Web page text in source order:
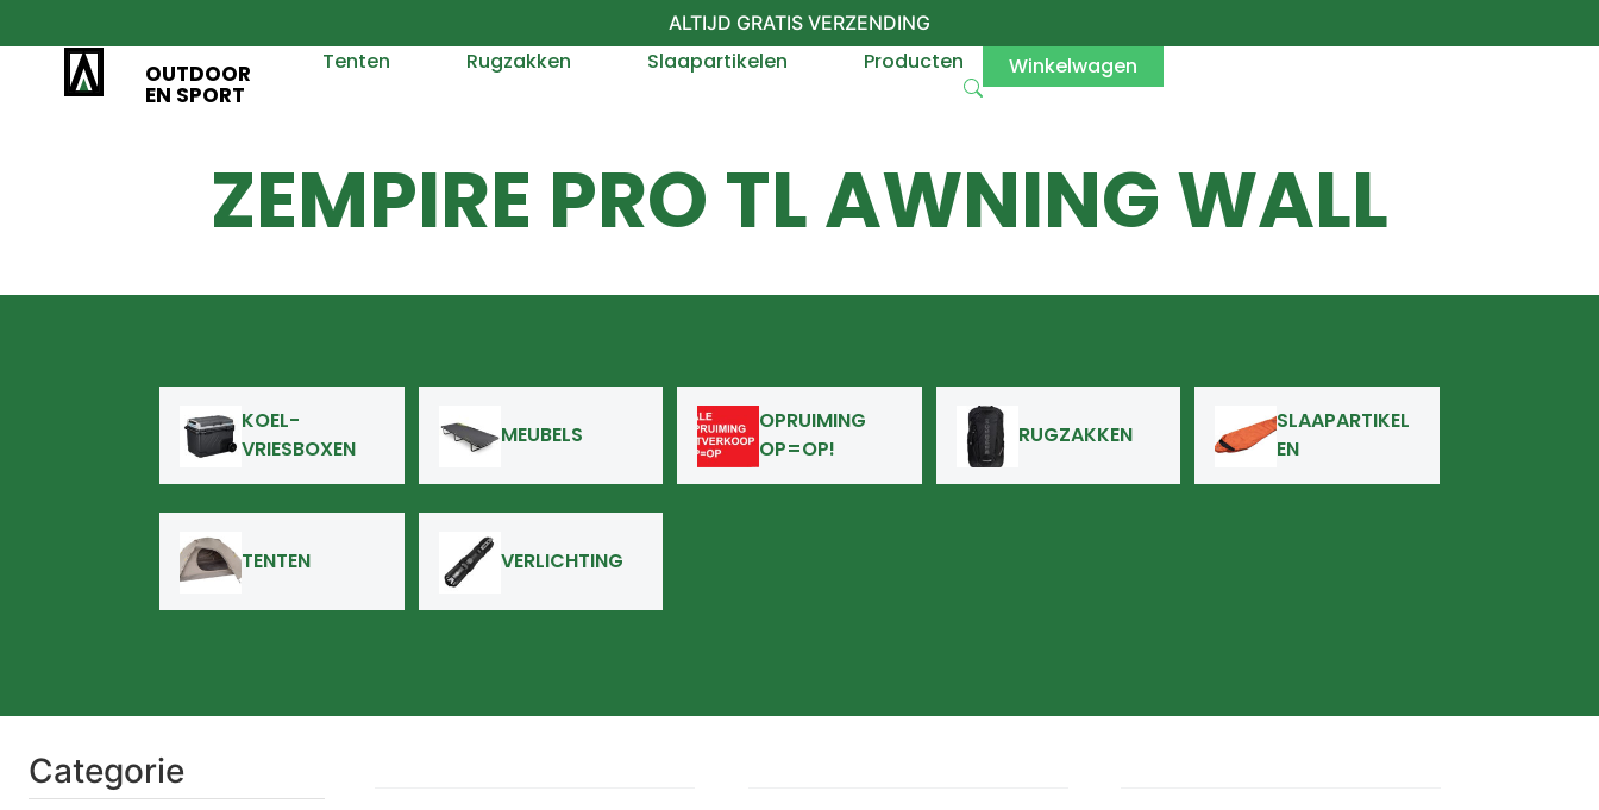
ALTIJD GRATIS VERZENDING
OUTDOOR
EN SPORT
Tenten Rugzakken Slaapartikelen Producten Winkelwagen
ZEMPIRE PRO TL AWNING WALL
KOEL-
VRIESBOXEN
MEUBELS
OPRUIMING
OP=OP!
RUGZAKKEN
SLAAPARTIKEL
EN
TENTEN VERLICHTING
Categorie